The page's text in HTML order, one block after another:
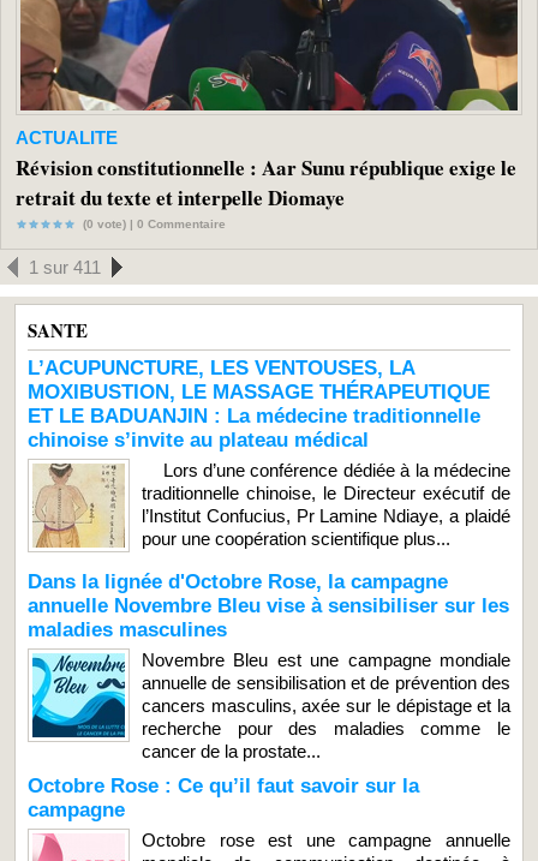
ACTUALITE
Révision constitutionnelle : Aar Sunu république exige le
retrait du texte et interpelle Diomaye
(0 vote) | 0 Commentaire
1 sur 411
SANTE
L’ACUPUNCTURE, LES VENTOUSES, LA
MOXIBUSTION, LE MASSAGE THÉRAPEUTIQUE
ET LE BADUANJIN : La médecine traditionnelle
chinoise s’invite au plateau médical
Lors d’une conférence dédiée à la médecine
traditionnelle chinoise, le Directeur exécutif de
l’Institut Confucius, Pr Lamine Ndiaye, a plaidé
pour une coopération scientifique plus...
Dans la lignée d'Octobre Rose, la campagne
annuelle Novembre Bleu vise à sensibiliser sur les
maladies masculines
Novembre Bleu est une campagne mondiale
annuelle de sensibilisation et de prévention des
cancers masculins, axée sur le dépistage et la
recherche pour des maladies comme le
cancer de la prostate...
Octobre Rose : Ce qu’il faut savoir sur la
campagne
Octobre rose est une campagne annuelle